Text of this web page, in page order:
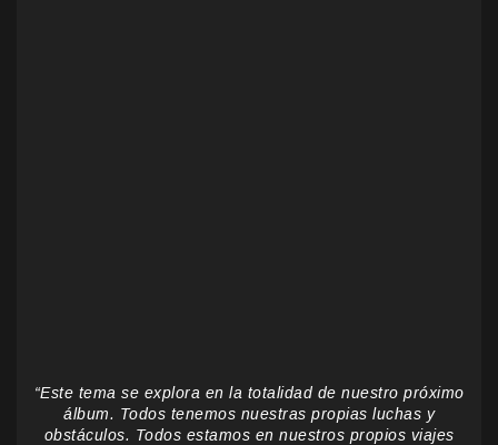
“Este tema se explora en la totalidad de nuestro próximo
álbum. Todos tenemos nuestras propias luchas y
obstáculos. Todos estamos en nuestros propios viajes